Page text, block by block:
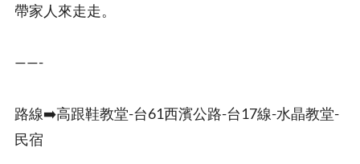
帶家人來走走。
——-
路線➡️高跟鞋教堂-台61西濱公路-台17線-水晶教堂-
民宿